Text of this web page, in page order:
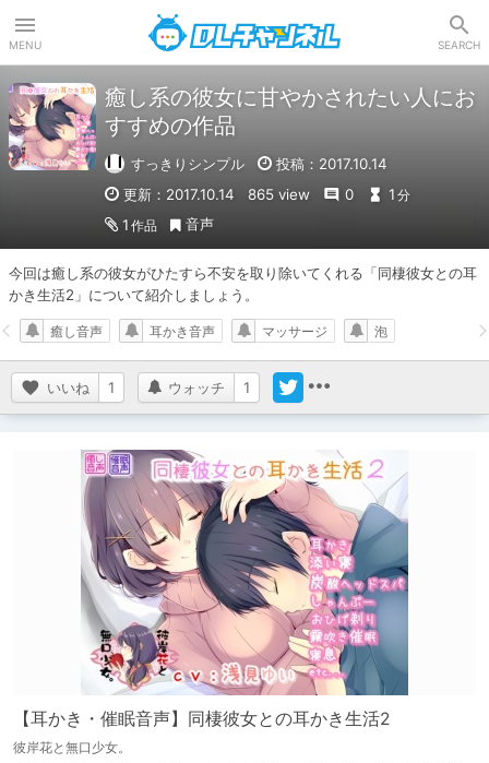
MENU SEARCH
癒し系の彼女に甘やかされたい人にお
すすめの作品
すっきりシンプル
投稿：2017.10.14
更新：2017.10.14
865 view 0 1 分
1 作品 音声
今回は癒し系の彼女がひたすら不安を取り除いてくれる「同棲彼女との耳
かき生活2」について紹介しましょう。
いいね 1 ウォッチ 1
癒し音声 耳かき音声 マッサージ 泡
【耳かき・催眠音声】同棲彼女との耳かき生活2
彼岸花と無口少女。